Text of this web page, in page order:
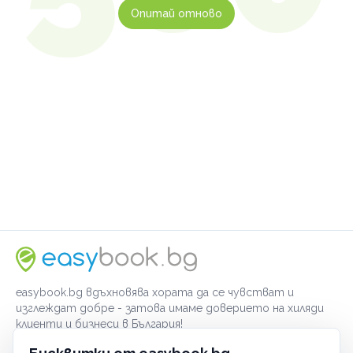
Опитай отново
easybook.bg вдъхновява хората да се чувстват и
изглеждат добре - затова имаме доверието на хиляди
клиенти и бизнеси в България!